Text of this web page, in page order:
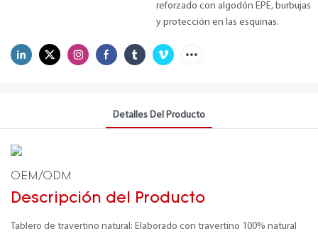
reforzado con algodón EPE, burbujas
y protección en las esquinas.
Detalles Del Producto
OEM/ODM
Descripción del Producto
Tablero de travertino natural: Elaborado con travertino 100% natural